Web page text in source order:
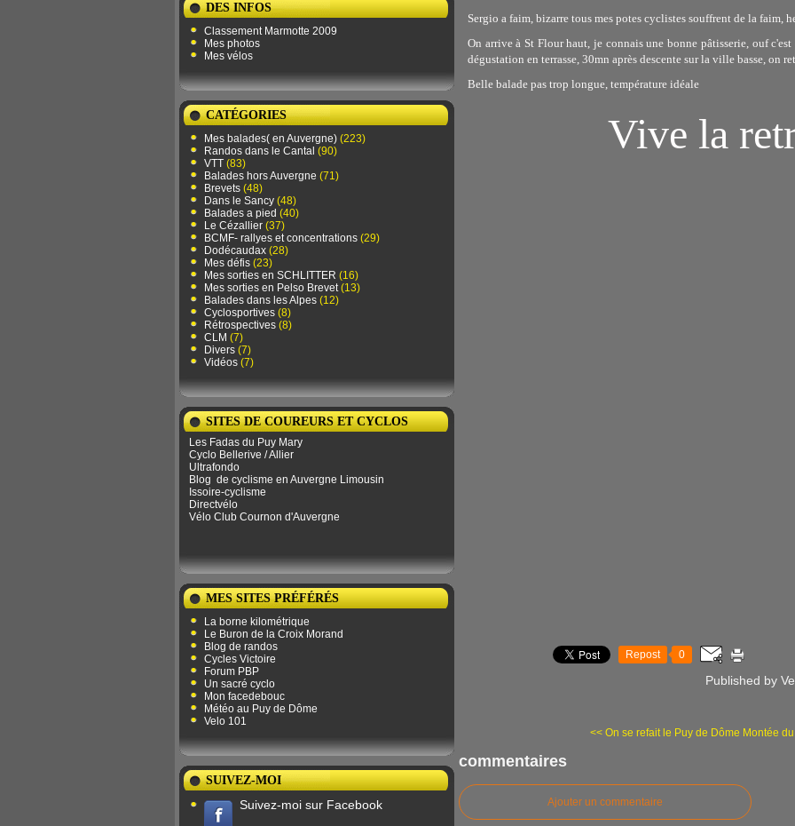
DES INFOS
Classement Marmotte 2009
Mes photos
Mes vélos
CATÉGORIES
Mes balades( en Auvergne) (223)
Randos dans le Cantal (90)
VTT (83)
Balades hors Auvergne (71)
Brevets (48)
Dans le Sancy (48)
Balades a pied (40)
Le Cézallier (37)
BCMF- rallyes et concentrations (29)
Dodécaudax (28)
Mes défis (23)
Mes sorties en SCHLITTER (16)
Mes sorties en Pelso Brevet(13)
Balades dans les Alpes (12)
Cyclosportives (8)
Rétrospectives (8)
CLM (7)
Divers (7)
Vidéos (7)
SITES DE COUREURS ET CYCLOS
Les Fadas du Puy Mary
Cyclo Bellerive / Allier
Ultrafondo
Blog de ​​cyclisme en Auvergne Limousin
Issoire-cyclisme
Directvélo
Vélo Club Cournon d'Auvergne
MES SITES PRÉFÉRÉS
La borne kilométrique
Le Buron de la Croix Morand
Blog de randos
Cycles Victoire
Forum PBP
Un sacré cyclo
Mon facedebouc
Météo au Puy de Dôme
Velo 101
SUIVEZ-MOI
Suivez-moi sur Facebook
Sergio a faim, bizarre tous mes potes cyclistes souffrent de la faim,
On arrive à St Flour haut, je connais une bonne pâtisserie, ouf
dégustation en terrasse, 30mn après descente sur la ville basse, on
Belle balade pas trop longue, température idéale
Vive la
Repost 0
Published by
<< On se refait le Puy de Dôme Montée
commentaires
Ajouter un commentaire